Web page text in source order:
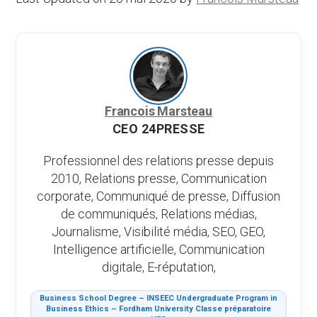
Francois Marsteau
CEO 24PRESSE
Professionnel des relations presse depuis
2010, Relations presse, Communication
corporate, Communiqué de presse, Diffusion
de communiqués, Relations médias,
Journalisme, Visibilité média, SEO, GEO,
Intelligence artificielle, Communication
digitale, E-réputation,
Business School Degree – INSEEC Undergraduate Program in
Business Ethics – Fordham University Classe préparatoire